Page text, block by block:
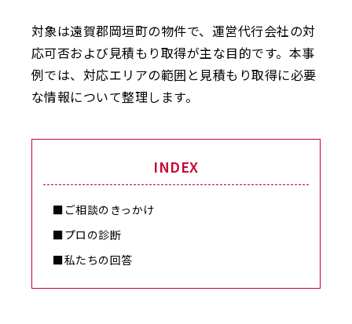
対象は遠賀郡岡垣町の物件で、運営代行会社の対
応可否および見積もり取得が主な目的です。本事
例では、対応エリアの範囲と見積もり取得に必要
な情報について整理します。
INDEX
■ご相談のきっかけ
■プロの診断
■私たちの回答